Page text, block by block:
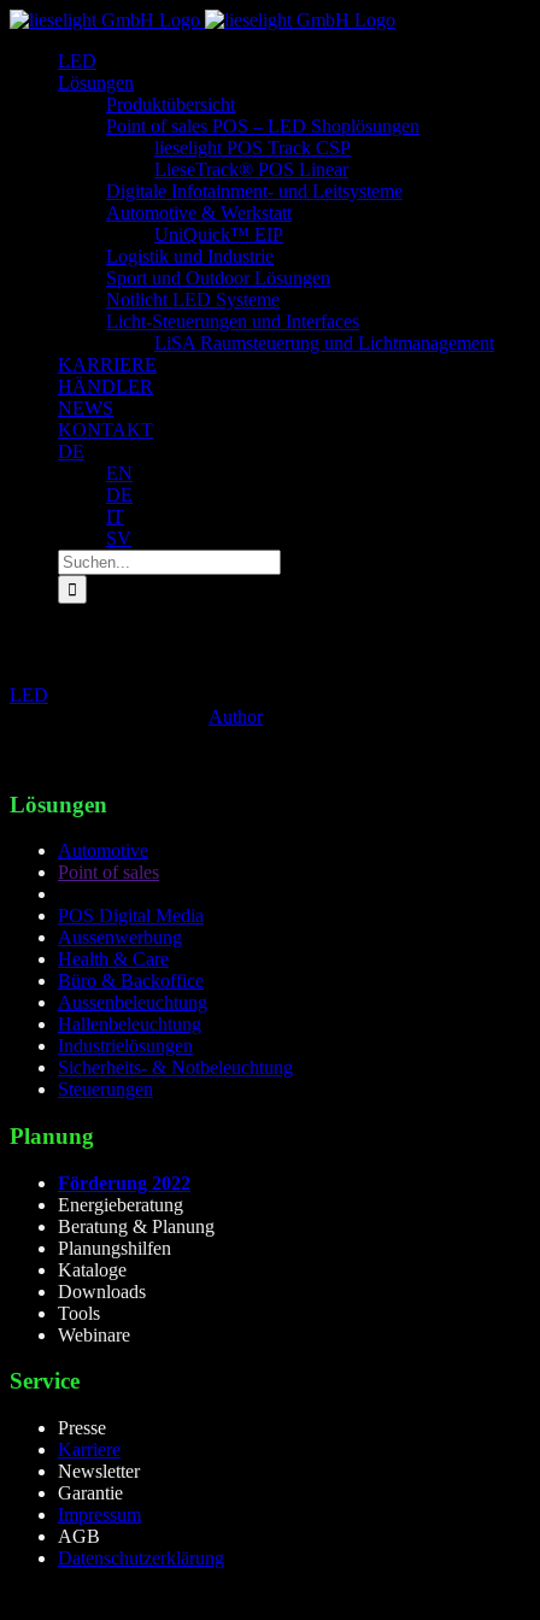
Zum
springenLED
Lösungen
Produktübersicht
Point of sales POS – LED Shoplösungen
lieselight POS Track CSP
LieseTrack® POS Linear
Digitale Infotainment- und Leitsysteme
Automotive & Werkstatt
UniQuick™ EIP
Logistik und Industrie
Sport und Outdoor Lösungen
Notlicht LED Systeme
Licht-Steuerungen und Interfaces
LiSA Raumsteuerung und Lichtmanagement
KARRIERE
HÄNDLER
NEWS
KONTAKT
DE
EN
DE
IT
SV
Suche
nach:
LED
Author2020-04-14T05:17:38+02:00
Lösungen
Automotive
Point of sales
POS Digital Media
Aussenwerbung
Health & Care
Büro & Backoffice
Aussenbeleuchtung
Hallenbeleuchtung
Industrielösungen
Sicherheits- & Notbeleuchtung
Steuerungen
Planung
Förderung 2022
Energieberatung
Beratung & Planung
Planungshilfen
Kataloge
Downloads
Tools
Webinare
Service
Presse
Karriere
Newsletter
Garantie
Impressum
AGB
Datenschutzerklärung